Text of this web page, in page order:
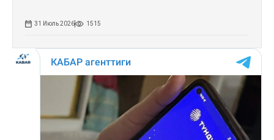
31 Июль 2026 1515